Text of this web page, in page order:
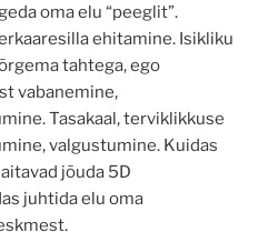
oma elu “peeglit”.
ehitamine. Isikliku
tahtega, ego
vabanemine,
Tasakaal, terviklikkuse
valgustumine. Kuidas
jõuda 5D
juhtida elu oma